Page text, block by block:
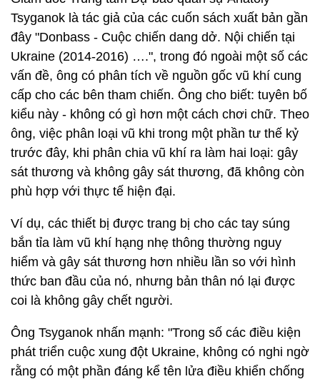
Tsyganok là tác giả của các cuốn sách xuất bản gần
đây "Donbass - Cuộc chiến dang dở. Nội chiến tại
Ukraine (2014-2016) ….", trong đó ngoài một số các
vấn đề, ông có phân tích về nguồn gốc vũ khí cung
cấp cho các bên tham chiến. Ông cho biết: tuyên bố
kiểu này - không có gì hơn một cách chơi chữ. Theo
ông, việc phân loại vũ khi trong một phần tư thế kỷ
trước đây, khi phân chia vũ khí ra làm hai loại: gây
sát thương và không gây sát thương, đã không còn
phù hợp với thực tế hiện đại.
Ví dụ, các thiết bị được trang bị cho các tay súng
bắn tỉa làm vũ khí hạng nhẹ thông thường nguy
hiểm và gây sát thương hơn nhiều lần so với hình
thức ban đầu của nó, nhưng bản thân nó lại được
coi là không gây chết người.
Ông Tsyganok nhấn mạnh: "Trong số các điều kiện
phát triển cuộc xung đột Ukraine, không có nghi ngờ
rằng có một phần đáng kể tên lửa điều khiển chống